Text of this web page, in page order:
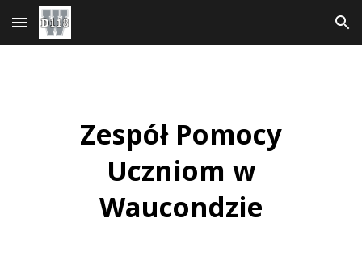
Przejdź do głównej treści Przejdź do nawigacji
Zespół Pomocy
Uczniom w
Waucondzie